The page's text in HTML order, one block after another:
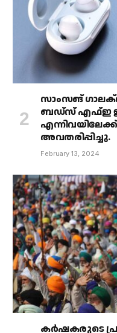
സാംസങ്
ബഡ്‌സ് എഫ്ഇ
അവതരിപ്പിച്ചു.
February 13, 2024
കർഷകരുടെ